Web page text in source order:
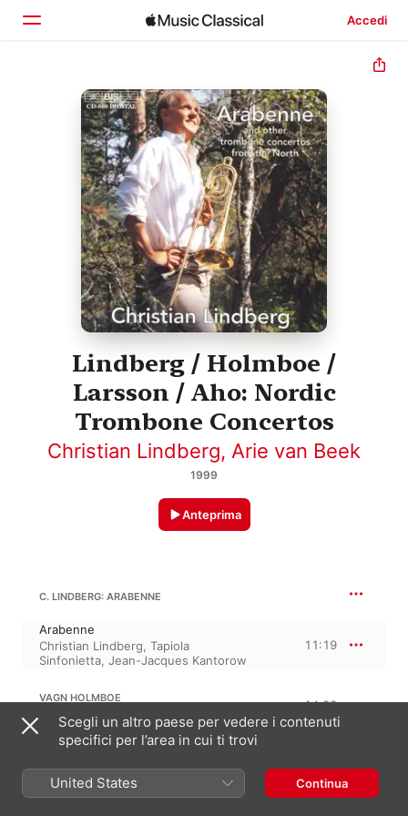
Accedi
Home
Scopri
Cerca
Lindberg / Holmboe /
Larsson / Aho: Nordic
Trombone Concertos
Christian Lindberg, Arie van Beek
1999
Anteprima
C. LINDBERG: ARABENNE
Arabenne
Christian Lindberg, Tapiola
Sinfonietta, Jean-Jacques Kantorow
11:19
VAGN HOLMBOE 14:28
Allegro moderato —
Symphony Orchestra,Owain Arwel
Hughes
II. Andante tranquillo
Scegli un altro paese per vedere i contenuti
specifici per l’area in cui ti trovi
United States Continua